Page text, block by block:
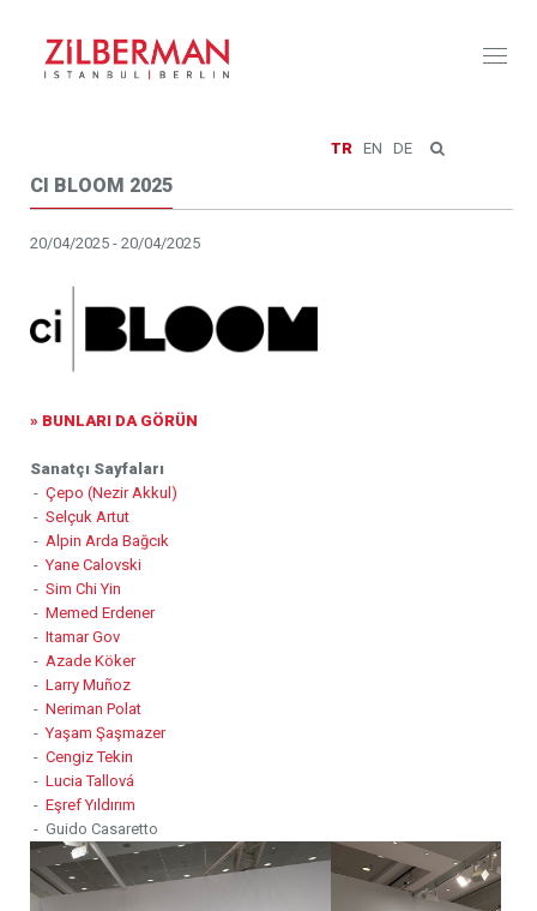
TR EN DE
CI BLOOM 2025
20/04/2025 - 20/04/2025
» BUNLARI DA GÖRÜN
Sanatçı Sayfaları
- Çepo (Nezir Akkul)
- Selçuk Artut
- Alpin Arda Bağcık
-Yane Calovski
- Sim Chi Yin
- Memed Erdener
- Itamar Gov
- Azade Köker
- Larry Muñoz
- Neriman Polat
-Yaşam Şaşmazer
- Cengiz Tekin
- Lucia Tallová
- Eşref Yıldırım
- Guido Casaretto